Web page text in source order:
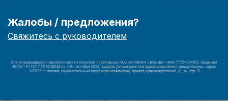
Жалобы / предложения?
Свяжитесь с руководителем